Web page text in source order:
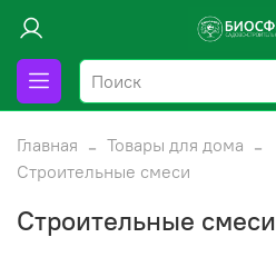
Главная Товары для дома
Строительные смеси
Строительные смеси